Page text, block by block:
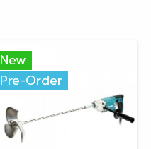
New
Pre-Order